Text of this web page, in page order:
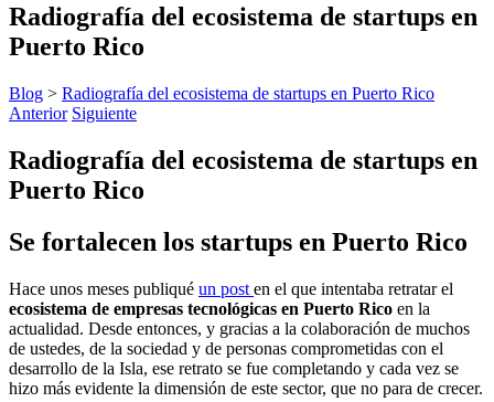
Radiografía del ecosistema de startups en
Puerto Rico
Blog > Radiografía del ecosistema de startups en Puerto Rico
Anterior Siguiente
Radiografía del ecosistema de startups en
Puerto Rico
Se fortalecen los startups en Puerto Rico
Hace unos meses publiqué un post en el que intentaba retratar el
ecosistema de empresas tecnológicas en Puerto Rico en la
actualidad. Desde entonces, y gracias a la colaboración de muchos
de ustedes, de la sociedad y de personas comprometidas con el
desarrollo de la Isla, ese retrato se fue completando y cada vez se
hizo más evidente la dimensión de este sector, que no para de crecer.